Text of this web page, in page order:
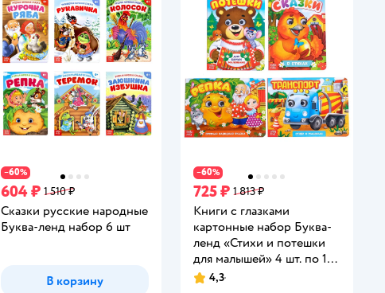
−60%
604 ₽ 1 510 ₽
Сказки русские народные
Буква-ленд набор 6 шт
В корзину
−60%
725 ₽ 1 813 ₽
Книги с глазками
картонные набор Буква-
ленд «Стихи и потешки
для малышей» 4 шт. по 10
стр.
Рейтинг:
4,3